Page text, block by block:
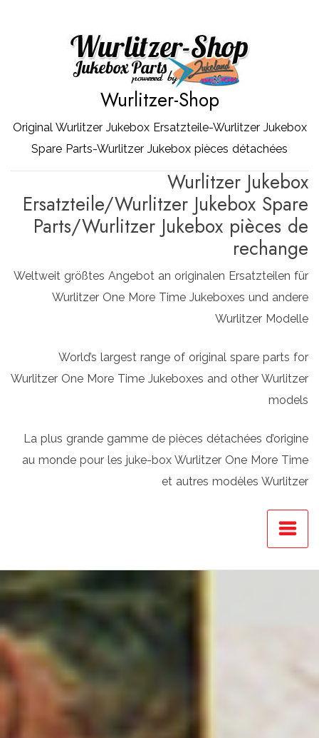
Wurlitzer-Shop
Original Wurlitzer Jukebox Ersatzteile-Wurlitzer Jukebox
Spare Parts-Wurlitzer Jukebox pièces détachées
Wurlitzer Jukebox
Ersatzteile/Wurlitzer Jukebox Spare
Parts/Wurlitzer Jukebox pièces de
rechange
Weltweit größtes Angebot an originalen Ersatzteilen für
Wurlitzer One More Time Jukeboxes und andere
Wurlitzer Modelle
World’s largest range of original spare parts for
Wurlitzer One More Time Jukeboxes and other Wurlitzer
models
La plus grande gamme de pièces détachées d’origine
au monde pour les juke-box Wurlitzer One More Time
et autres modèles Wurlitzer